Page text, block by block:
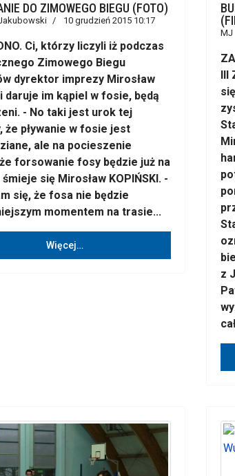
DO ZIMOWEGO BIEGU (FOTO)
10 grudzień 2015 10:17
Ci, którzy liczyli iż podczas
Zimowego Biegu
dyrektor imprezy Mirosław
daruje im kąpiel w fosie, będą
- No taki jest urok tej
że pływanie w fosie jest
ale na pocieszenie
forsowanie fosy będzie już na
się Mirosław KOPIŃSKI. -
się, że fosa nie będzie
momentem na trasie...
Więcej…
MJ
III
z